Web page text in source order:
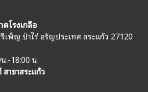
ดโรงเกลือ
พ็ญ ป่าไร่ อรัญประเทศ สระแก้ว 27120
.-18:00 น.
าขาสระแก้ว